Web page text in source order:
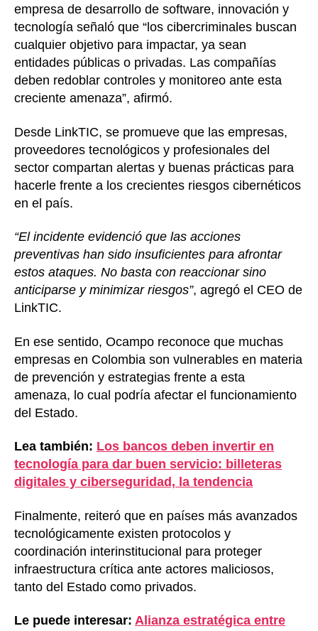
empresa de desarrollo de software, innovación y
tecnología señaló que “los cibercriminales buscan
cualquier objetivo para impactar, ya sean
entidades públicas o privadas. Las compañías
deben redoblar controles y monitoreo ante esta
creciente amenaza”, afirmó.
Desde LinkTIC, se promueve que las empresas,
proveedores tecnológicos y profesionales del
sector compartan alertas y buenas prácticas para
hacerle frente a los crecientes riesgos cibernéticos
en el país.
“El incidente evidenció que las acciones
preventivas han sido insuficientes para afrontar
estos ataques. No basta con reaccionar sino
anticiparse y minimizar riesgos”, agregó el CEO de
LinkTIC.
En ese sentido, Ocampo reconoce que muchas
empresas en Colombia son vulnerables en materia
de prevención y estrategias frente a esta
amenaza, lo cual podría afectar el funcionamiento
del Estado.
Lea también: Los bancos deben invertir en
tecnología para dar buen servicio: billeteras
digitales y ciberseguridad, la tendencia
Finalmente, reiteró que en países más avanzados
tecnológicamente existen protocolos y
coordinación interinstitucional para proteger
infraestructura crítica ante actores maliciosos,
tanto del Estado como privados.
Le puede interesar: Alianza estratégica entre